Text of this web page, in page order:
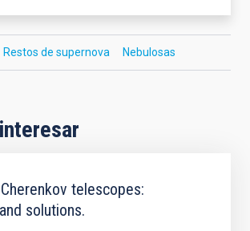
Restos de supernova Nebulosas
telescopes:
solutions.